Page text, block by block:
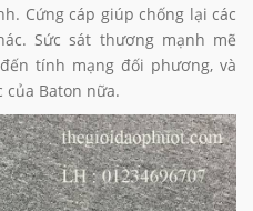
Cứng cáp giúp chống lại các
Sức sát thương mạnh mẽ
tính mạng đối phương, và
Baton nữa.